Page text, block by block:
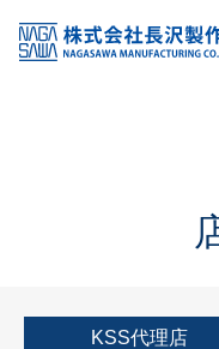
KSS加盟店・取扱店情報
店舗一覧
KSS代理店